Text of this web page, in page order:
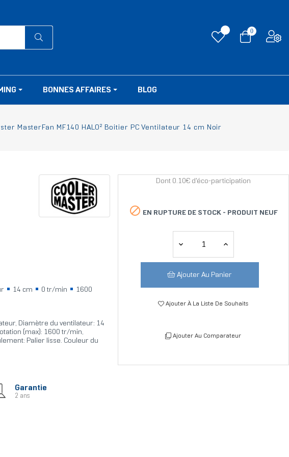
0
BONNES AFFAIRES BLOG
MasterFan MF140 HALO² Boitier PC Ventilateur 14 cm Noir
14 cm 0 tr/min
1600
Diamètre du ventilateur: 14
(max): 1600 tr/min,
Palier lisse. Couleur du
Garantie
2 ans
Dont 0.10€ d'éco-participation
 EN RUPTURE DE STOCK - PRODUIT NEUF
Ajouter Au Panier
Ajouter À La Liste De Souhaits
Ajouter Au Comparateur